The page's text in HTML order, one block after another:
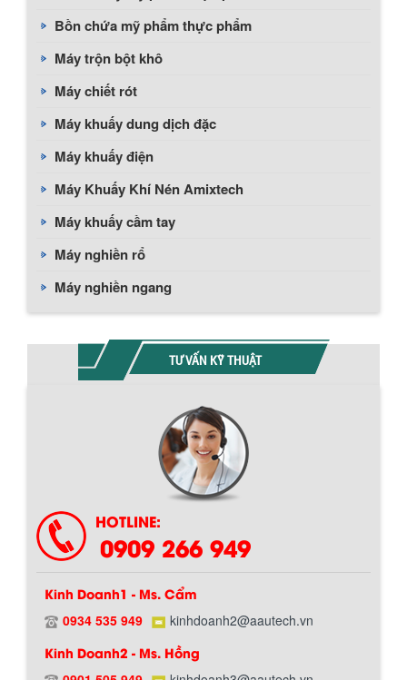
Bồn chứa mỹ phẩm thực phẩm
Máy trộn bột khô
Máy chiết rót
Máy khuấy dung dịch đặc
Máy khuấy điện
Máy Khuấy Khí Nén Amixtech
Máy khuấy cầm tay
Máy nghiền rổ
Máy nghiền ngang
TƯ VẤN KỸ THUẬT
HOTLINE:
0909 266 949
Kinh Doanh1 - Ms. Cẩm
0934 535 949 kinhdoanh2@aautech.vn
Kinh Doanh2 - Ms. Hồng
BỒN CHỨA GIẢI NHIỆT SƠN, MỰC IN
Bồn chứa giải nhiệt sơn, mực in có cấu
tạo gồm 2 lớp inox và được dùng để
làm giảm nhiệt độ của nguyên...
Máy trộn bột khô 500kg được thiết kế
thân bồn nằm ngang, với cánh trộn bột
Máy trộn bột khô 200kg được gia công
sản xuất tại công ty Á Âu. Máy dùng